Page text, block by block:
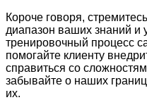
Короче говоря,
диапазон ваших знаний и
тренировочный процесс
помогайте клиенту
справиться со
забывайте о наших
их.